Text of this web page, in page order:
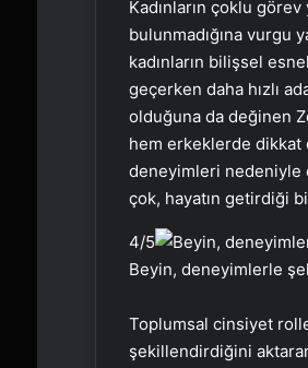
Kadınların çoklu
bulunmadığına vurgu
kadınların bilişsel
geçerken daha hızlı
olduğuna da değinen
hem erkeklerde dikkat
deneyimleri nedeniyle
çok, hayatın getirdiği
4/5
Beyin, deneyimlerle
Toplumsal cinsiyet
şekillendirdiğini